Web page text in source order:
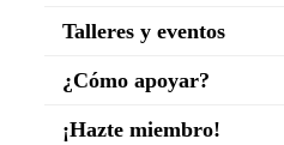
Talleres y eventos
¿Cómo apoyar?
¡Hazte miembro!